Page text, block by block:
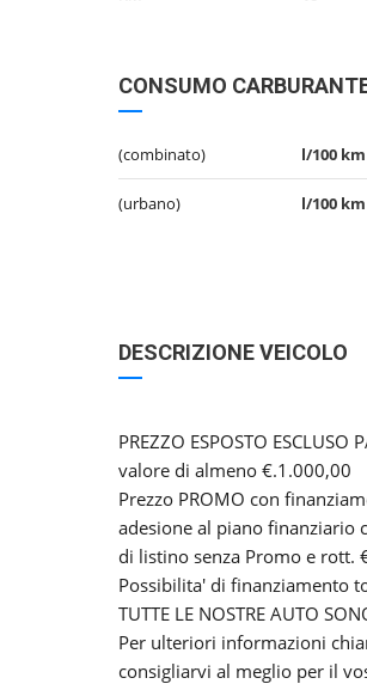
CONSUMO
(combinato) l/100 km
(urbano) l/100 km
DESCRIZIONE VEICOLO
PREZZO ESPOSTO ESCLUSO
valore di almeno €.1.000,00
Prezzo PROMO con
adesione al piano finanziario
di listino senza Promo e rott.
Possibilita' di finanziamento
TUTTE LE NOSTRE AUTO
Per ulteriori informazioni
consigliarvi al meglio per il